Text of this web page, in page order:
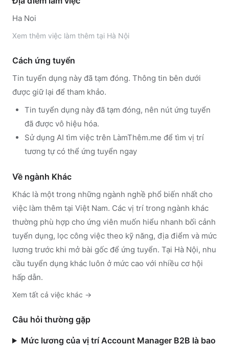
Ha Noi
Xem thêm việc làm thêm tại Hà Nội
Cách ứng tuyển
Tin tuyển dụng này đã tạm đóng. Thông tin bên dưới
được giữ lại để tham khảo.
Tin tuyển dụng này đã tạm đóng, nên nút ứng tuyển
đã được vô hiệu hóa.
Sử dụng AI tìm việc trên LàmThêm.me để tìm vị trí
tương tự có thể ứng tuyển ngay
Về ngành Khác
Khác là một trong những ngành nghề phổ biến nhất cho
việc làm thêm tại Việt Nam. Các vị trí trong ngành khác
thường phù hợp cho ứng viên muốn hiểu nhanh bối cảnh
tuyển dụng, lọc công việc theo kỹ năng, địa điểm và mức
lương trước khi mở bài gốc để ứng tuyển. Tại Hà Nội, nhu
cầu tuyển dụng khác luôn ở mức cao với nhiều cơ hội
hấp dẫn.
Xem tất cả việc khác →
Câu hỏi thường gặp
Mức lương của vị trí Account Manager B2B là bao